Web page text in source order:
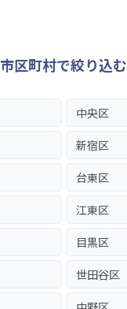
市区町村で絞り込む
中央区
新宿区
台東区
江東区
目黒区
世田谷区